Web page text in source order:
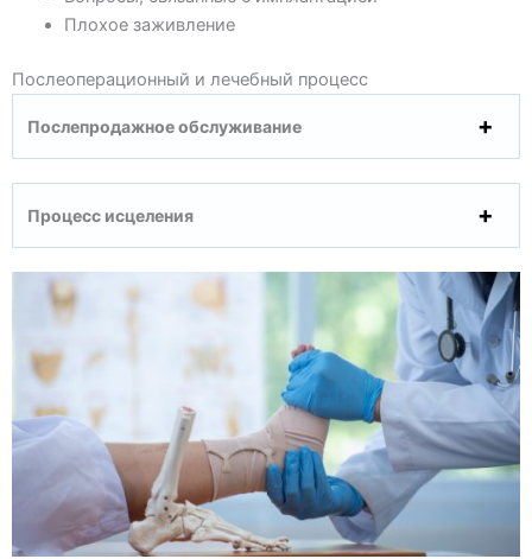
Плохое заживление
Послеоперационный и лечебный процесс
Послепродажное обслуживание
Процесс исцеления